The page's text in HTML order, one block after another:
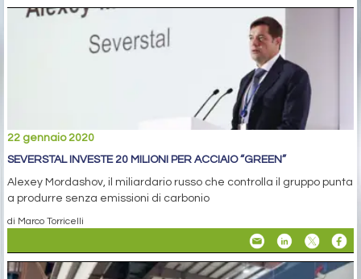
22 gennaio 2020
SEVERSTAL INVESTE 20 MILIONI PER ACCIAIO “GREEN”
Alexey Mordashov, il miliardario russo che controlla il gruppo punta
a produrre senza emissioni di carbonio
di Marco Torricelli